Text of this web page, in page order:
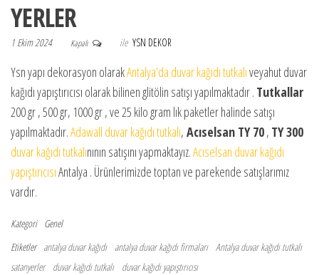
YERLER
1 Ekim 2024 Kapalı ile YSN DEKOR
Ysn yapı dekorasyon olarakAntalya’da duvar kağıdı tutkalıveyahut duvar
kağıdı yapıştırıcısı olarak bilinen glitölin satışı yapılmaktadır . Tutkallar
200 gr , 500 gr, 1000 gr , ve 25 kilo gram lık paketler halinde satışı
yapılmaktadır.Adawall duvar kağıdı tutkalı, Acıselsan TY 70, TY 300
duvar kağıdı tutkalınının satışını yapmaktayız.Acıselsan duvar kağıdı
yapıştırıcısıAntalya . Ürünlerimizde toptan ve parekende satışlarımız
vardır.
Kategori Genel
Etiketler antalya duvar kağıdı antalya duvar kağıdı firmaları Antalya duvar kağıdı tutkalı
satanyerler
duvar kağıdı tutkalı duvar kağıdı yapıştırıcısı